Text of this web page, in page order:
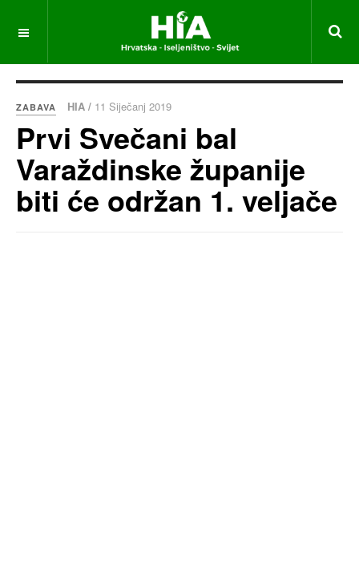
ZABAVA HIA / 11 Siječanj 2019
Prvi Svečani bal
Varaždinske županije
biti će održan 1. veljače